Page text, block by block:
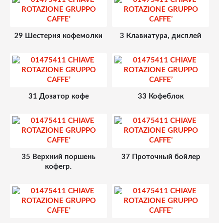
29 Шестерня кофемолки 3 Клавиатура, дисплей
31 Дозатор кофе 33 Кофеблок
35 Верхний поршень
кофегр.
37 Проточный бойлер